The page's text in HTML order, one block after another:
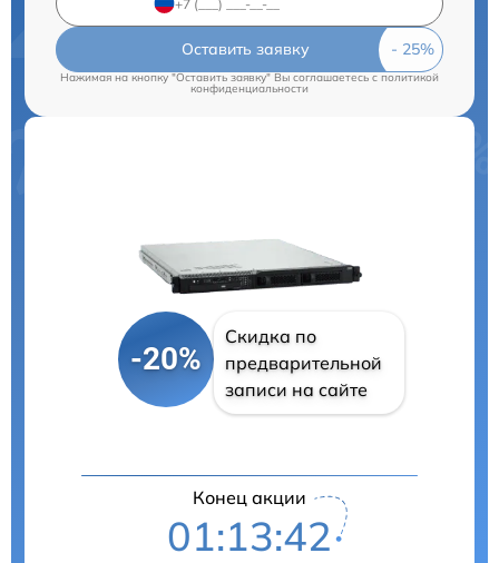
Оставить заявку
Нажимая на кнопку "Оставить заявку" Вы соглашаетесь c политикой
конфиденциальности
-20%
Скидка по
предварительной
записи на сайте
Конец акции
01:13:41